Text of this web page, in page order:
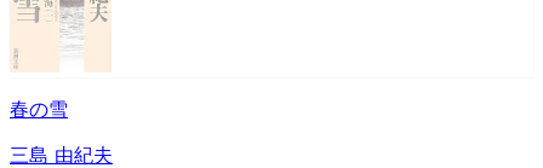
春の雪
三島 由紀夫